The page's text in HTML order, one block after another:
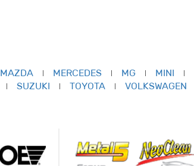
MAZDA MERCEDES MG MINI
SUZUKI TOYOTA VOLKSWAGEN